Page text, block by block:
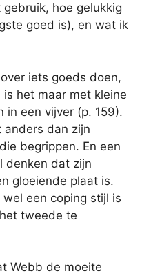
hoe gelukkig
goed is), en wat ik
iets goeds doen,
het maar met kleine
in een vijver (p. 159).
anders dan zijn
begrippen. En een
denken dat zijn
gloeiende plaat is.
een coping stijl is
tweede te
Webb de moeite